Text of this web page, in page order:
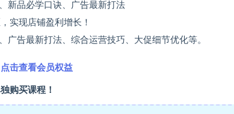
新品必学口诀、广告最新打法
实现店铺盈利增长！
告最新打法、综合运营技巧、大促细节优化等。
击查看会员权益
购买课程！